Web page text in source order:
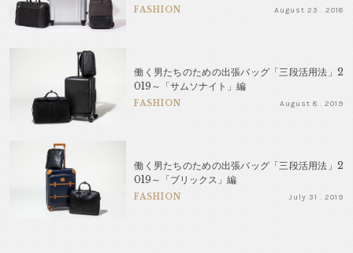
FASHION August 23 . 2018
働く男たちのための出張バッグ「三段活用法」2
019～「サムソナイト」編
FASHION August 8 . 2019
働く男たちのための出張バッグ「三段活用法」2
019～「ブリックス」編
FASHION July 31 . 2019